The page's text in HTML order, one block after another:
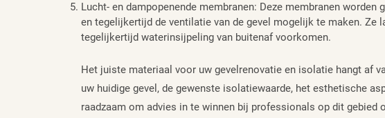
Lucht- en dampopenende membranen: Deze membranen
en tegelijkertijd de ventilatie van de gevel mogelijk te maken. Ze
tegelijkertijd waterinsijpeling van buitenaf voorkomen.
Het juiste materiaal voor uw gevelrenovatie en isolatie hangt af
uw huidige gevel, de gewenste isolatiewaarde, het esthetische
raadzaam om advies in te winnen bij professionals op dit gebied